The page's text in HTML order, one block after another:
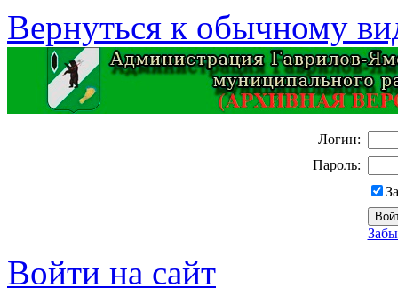
Вернуться к обычному
Логин:
Пароль:
Войти на сайт